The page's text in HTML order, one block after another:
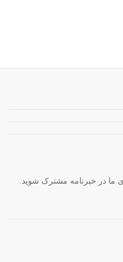
ما در خبرنامه مشترک شوید.